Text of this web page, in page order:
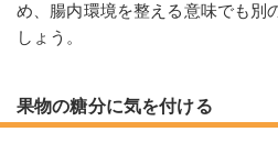
め、腸内環境を整える意味でも別
しょう。
果物の糖分に気を付ける